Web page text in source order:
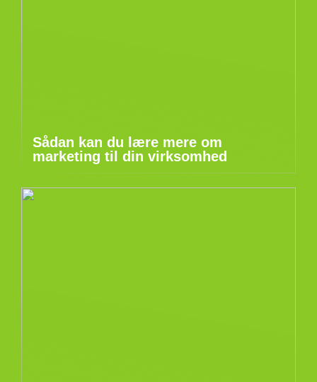
Sådan kan du lære mere om
marketing til din virksomhed